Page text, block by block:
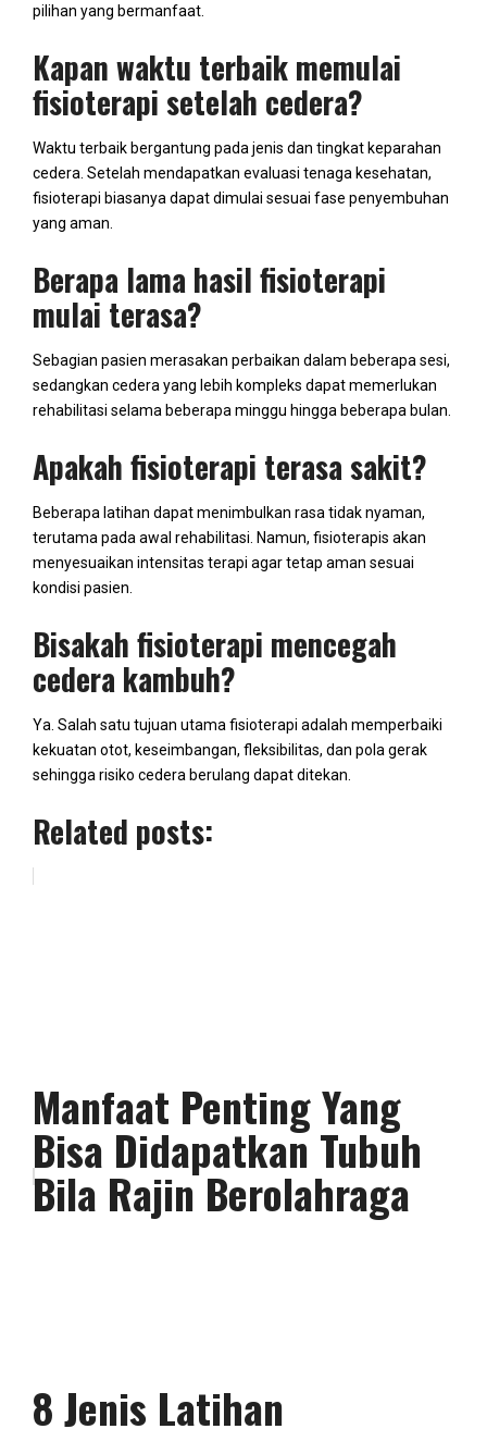
pilihan yang bermanfaat.
Kapan waktu terbaik memulai
fisioterapi setelah cedera?
Waktu terbaik bergantung pada jenis dan tingkat keparahan
cedera. Setelah mendapatkan evaluasi tenaga kesehatan,
fisioterapi biasanya dapat dimulai sesuai fase penyembuhan
yang aman.
Berapa lama hasil fisioterapi
mulai terasa?
Sebagian pasien merasakan perbaikan dalam beberapa sesi,
sedangkan cedera yang lebih kompleks dapat memerlukan
rehabilitasi selama beberapa minggu hingga beberapa bulan.
Apakah fisioterapi terasa sakit?
Beberapa latihan dapat menimbulkan rasa tidak nyaman,
terutama pada awal rehabilitasi. Namun, fisioterapis akan
menyesuaikan intensitas terapi agar tetap aman sesuai
kondisi pasien.
Bisakah fisioterapi mencegah
cedera kambuh?
Ya. Salah satu tujuan utama fisioterapi adalah memperbaiki
kekuatan otot, keseimbangan, fleksibilitas, dan pola gerak
sehingga risiko cedera berulang dapat ditekan.
Related posts:
Manfaat Penting Yang
Bisa Didapatkan Tubuh
Bila Rajin Berolahraga
8 Jenis Latihan